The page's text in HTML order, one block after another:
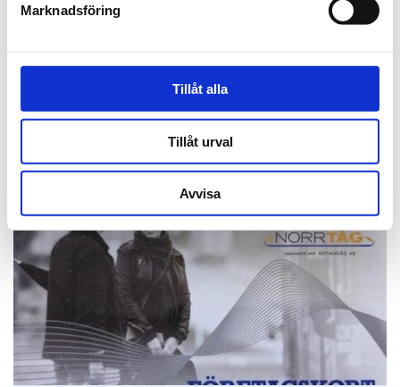
Marknadsföring
Tillåt alla
Tillåt urval
Avvisa
Under tisdagen den 26 maj presenterade regeringen ett förslag
fram till årsskiftet. Vi välkomnar satsningen på
Se fler nyheter